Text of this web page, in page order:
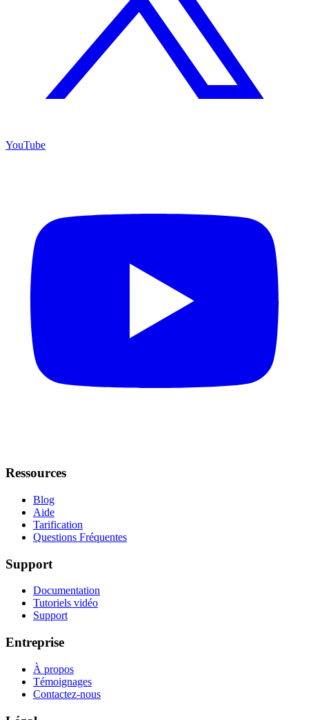
YouTube
Ressources
Blog
Aide
Tarification
Questions Fréquentes
Support
Documentation
Tutoriels vidéo
Support
Entreprise
À propos
Témoignages
Contactez-nous